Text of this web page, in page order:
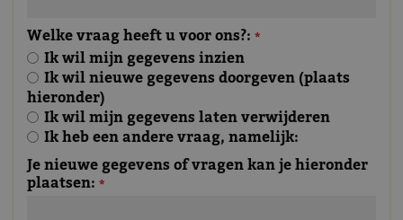
Welke vraag heeft u voor ons?: *
Ik wil mijn gegevens inzien
Ik wil nieuwe gegevens doorgeven (plaats
hieronder)
Ik wil mijn gegevens laten verwijderen
Ik heb een andere vraag, namelijk:
Je nieuwe gegevens of vragen kan je hieronder
plaatsen: *